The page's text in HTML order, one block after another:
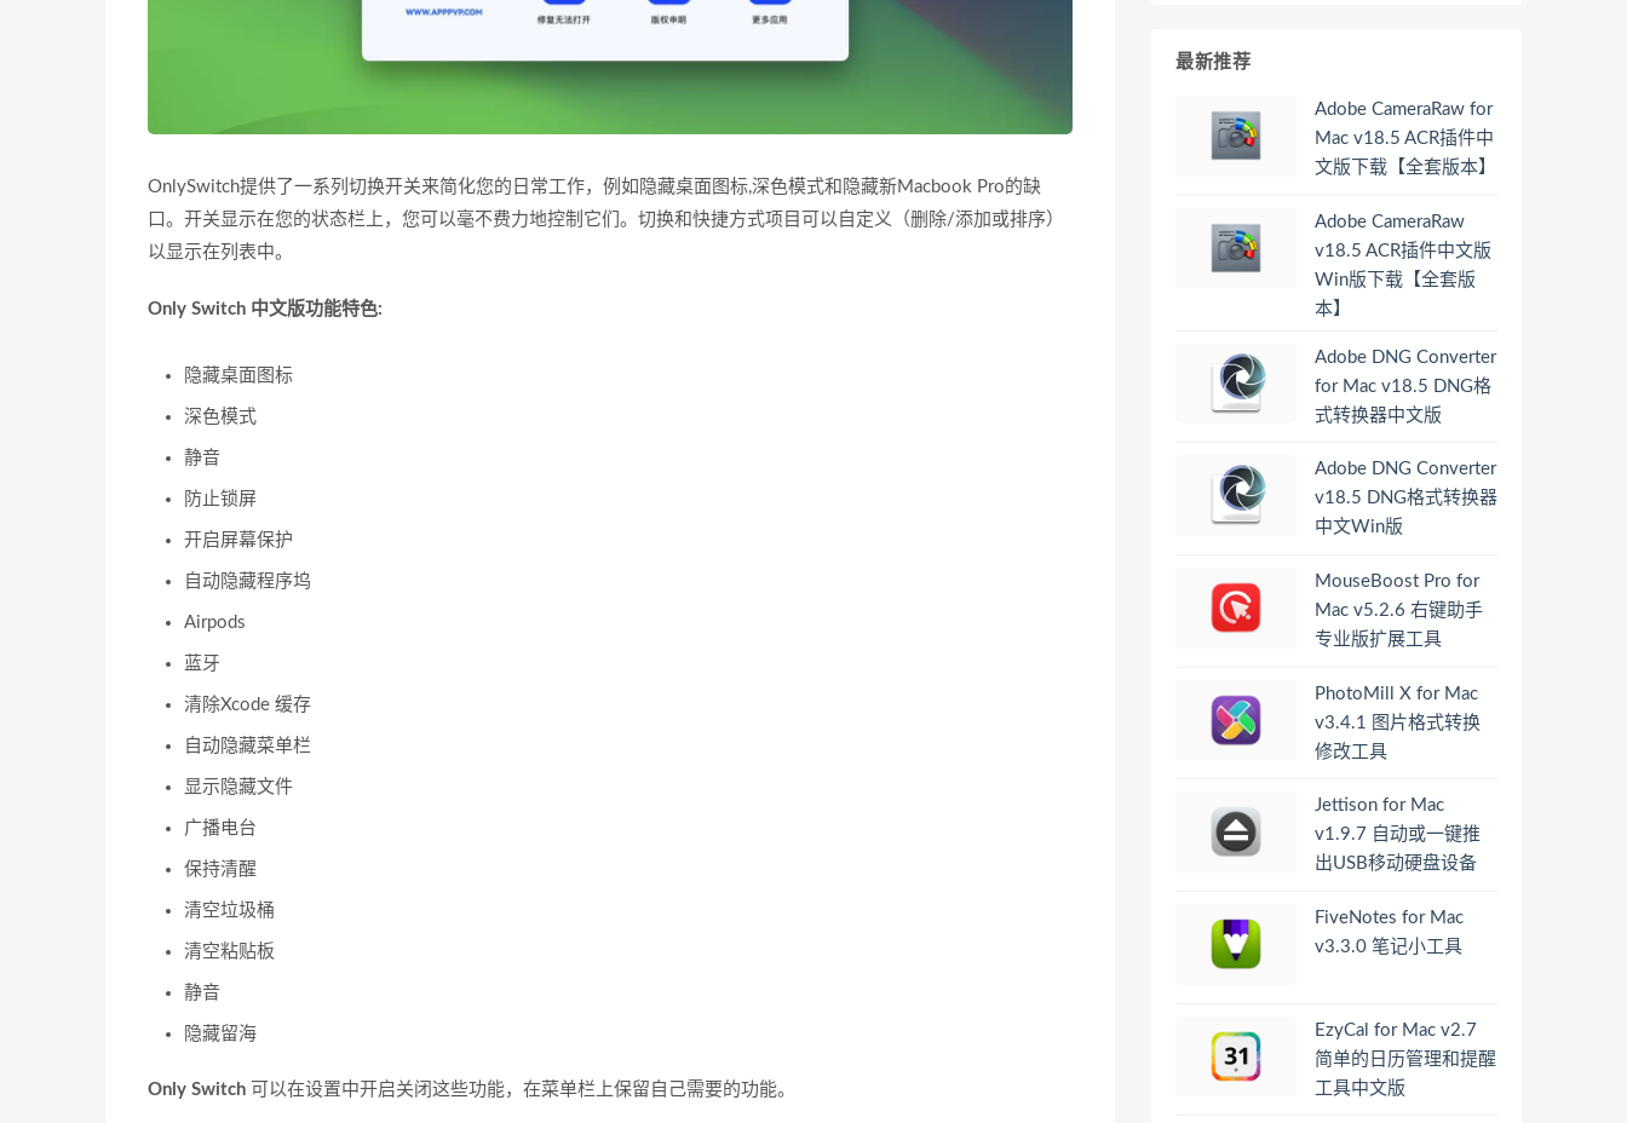
OnlySwitch提供了一系列切换开关来简化您的日常工作，例如隐藏桌面图标,深色模式和隐藏新Macbook Pro的缺
口。开关显示在您的状态栏上，您可以毫不费力地控制它们。切换和快捷方式项目可以自定义（删除/添加或排序）
以显示在列表中。
Only Switch 中文版功能特色:
隐藏桌面图标
深色模式
静音
防止锁屏
开启屏幕保护
自动隐藏程序坞
Airpods
蓝牙
清除Xcode 缓存
自动隐藏菜单栏
显示隐藏文件
广播电台
保持清醒
清空垃圾桶
清空粘贴板
静音
隐藏留海
Only Switch 可以在设置中开启关闭这些功能，在菜单栏上保留自己需要的功能。
最新推荐
Adobe CameraRaw for
Mac v18.5 ACR插件中
文版下载【全套版本】
Adobe CameraRaw
v18.5 ACR插件中文版
Win版下载【全套版
本】
Adobe DNG Converter
for Mac v18.5 DNG格
式转换器中文版
Adobe DNG Converter
v18.5 DNG格式转换器
中文Win版
MouseBoost Pro for
Mac v5.2.6 右键助手
专业版扩展工具
PhotoMill X for Mac
v3.4.1 图片格式转换
修改工具
Jettison for Mac
v1.9.7 自动或一键推
出USB移动硬盘设备
FiveNotes for Mac
v3.3.0 笔记小工具
EzyCal for Mac v2.7
简单的日历管理和提醒
工具中文版